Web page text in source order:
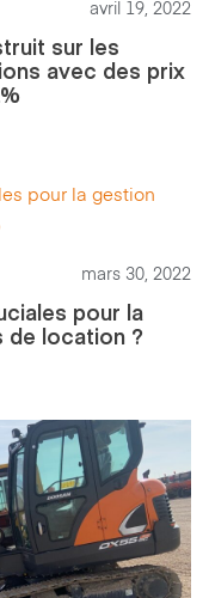
avril 19, 2022
sur les
avec des prix
mars 30, 2022
pour la
de location ?